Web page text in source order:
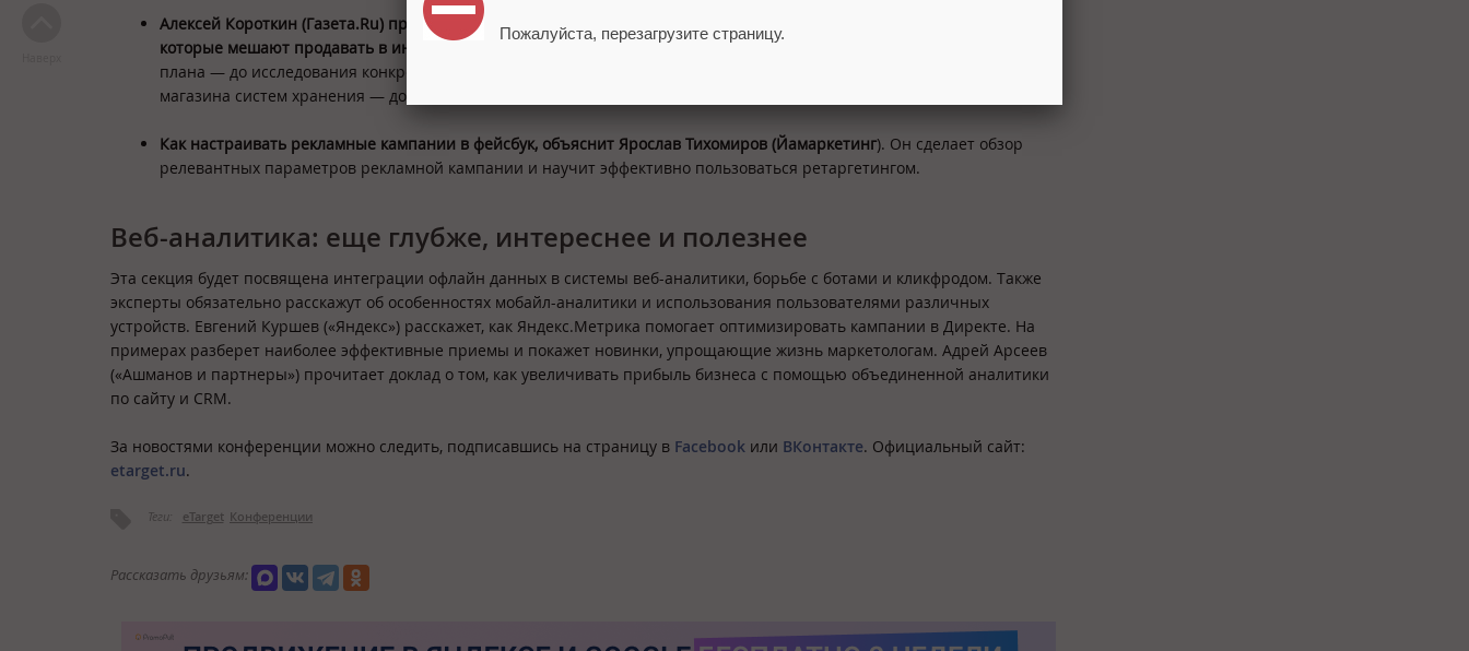
Алексей Короткин (Газета.Ru) прочитает доклад о типичных ошибках мелких и средних интернет-магазинов,
которые мешают продавать в интернете.
Он пройдется по всем важным темам, от позиционирования и бизнес-
плана — до исследования конкретных каналов интернет-продаж. Будет много конкретных примеров: от кейса
магазина систем хранения — до магазина модной одежды.
Как настраивать рекламные кампании в фейсбук, объяснит Ярослав Тихомиров (Йамаркетинг). Он сделает обзор
релевантных параметров рекламной кампании и научит эффективно пользоваться ретаргетингом.
Веб-аналитика: еще глубже, интереснее и полезнее
Эта секция будет посвящена интеграции офлайн данных в системы веб-аналитики, борьбе с ботами и кликфродом. Также
эксперты обязательно расскажут об особенностях мобайл-аналитики и использования пользователями различных
устройств. Евгений Куршев («Яндекс») расскажет, как Яндекс.Метрика помогает оптимизировать кампании в Директе. На
примерах разберет наиболее эффективные приемы и покажет новинки, упрощающие жизнь маркетологам. Адрей Арсеев
(«Ашманов и партнеры») прочитает доклад о том, как увеличивать прибыль бизнеса с помощью объединенной аналитики
по сайту и CRM.
За новостями конференции можно следить, подписавшись на страницу в Facebook или ВКонтакте. Официальный сайт:
etarget.ru.
Теги: eTarget Конференции
Рассказать друзьям:
Пожалуйста, перезагрузите страницу.